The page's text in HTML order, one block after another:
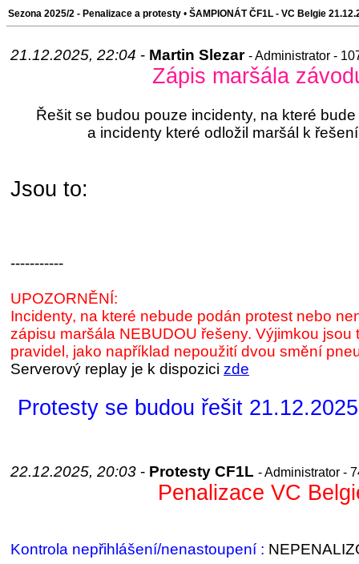
Sezona 2025/2 - Penalizace a protesty • ŠAMPIONÁT ČF1L - VC Belgie
21.12.2025, 22:04 - Martin Slezar - Administrator -
Zápis maršála
Řešit se budou pouze incidenty, na které
a incidenty které odložil maršál k
Jsou to:
-----------
UPOZORNĚNÍ:
Incidenty, na které nebude podán protest nebo
zápisu maršála NEBUDOU řešeny. Výjimkou jsou
pravidel, jako například nepoužití dvou smění
Serverový replay je k dispozici zde
Protesty se budou řešit
22.12.2025, 20:03 - Protesty CF1L - Administrator -
Penalizace VC
Kontrola nepřihlášení/nenastoupení :